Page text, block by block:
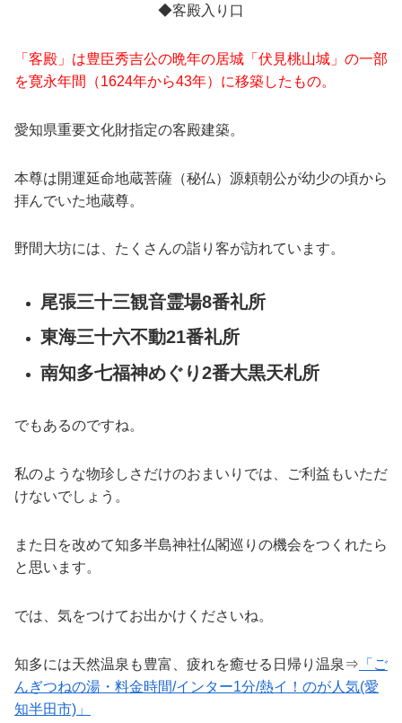
◆客殿入り口
「客殿」は豊臣秀吉公の晩年の居城「伏見桃山城」の一部
を寛永年間（1624年から43年）に移築したもの。
愛知県重要文化財指定の客殿建築。
本尊は開運延命地蔵菩薩（秘仏）源頼朝公が幼少の頃から
拝んでいた地蔵尊。
野間大坊には、たくさんの詣り客が訪れています。
尾張三十三観音霊場8番礼所
東海三十六不動21番礼所
南知多七福神めぐり2番大黒天札所
でもあるのですね。
私のような物珍しさだけのおまいりでは、ご利益もいただ
けないでしょう。
また日を改めて知多半島神社仏閣巡りの機会をつくれたら
と思います。
では、気をつけてお出かけくださいね。
知多には天然温泉も豊富、疲れを癒せる日帰り温泉⇒ 「ご
んぎつねの湯・料金時間/インター1分/熱イ！のが人気(愛
知半田市)」